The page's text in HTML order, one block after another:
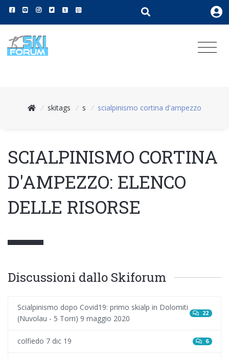
/ skitags / s / scialpinismo cortina d'ampezzo
SCIALPINISMO CORTINA
D'AMPEZZO: ELENCO
DELLE RISORSE
Discussioni dallo Skiforum
Scialpinismo dopo Covid19: primo skialp in Dolomiti
(Nuvolau - 5 Torri) 9 maggio 2020
22
colfiedo 7 dic 19 6